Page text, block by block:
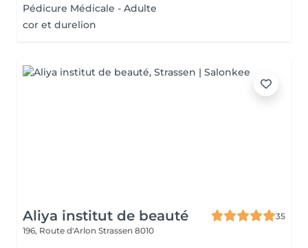
Pédicure Médicale - Adulte
cor et durelion
Aliya institut de beauté
35
196, Route d'Arlon Strassen 8010